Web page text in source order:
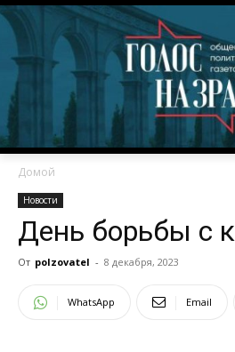
Домой
Новости
День борьбы с
От polzovatel - 8 декабря, 2023
WhatsApp Email